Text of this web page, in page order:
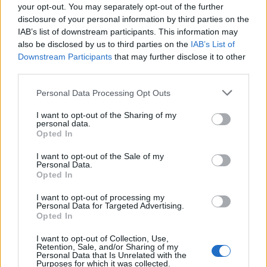
your opt-out. You may separately opt-out of the further
disclosure of your personal information by third parties on the
IAB’s list of downstream participants. This information may
also be disclosed by us to third parties on the IAB’s List of
Downstream Participants that may further disclose it to other
Personal Data Processing Opt Outs
I want to opt-out of the Sharing of my
personal data.
Opted In
I want to opt-out of the Sale of my
Personal Data.
Opted In
I want to opt-out of processing my
Personal Data for Targeted Advertising.
Opted In
I want to opt-out of Collection, Use,
Retention, Sale, and/or Sharing of my
Personal Data that Is Unrelated with the
Purposes for which it was collected.
verde ucraineană să-și caute copiii,...
Redacţia - marți, 8 martie 2022
Eșec logistic total al armatei ruse:
Redacţia - miercuri, 2 martie 2022
ad